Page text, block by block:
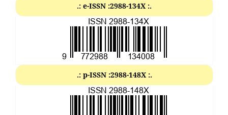
.: e-ISSN :2988-134X :.
.: p-ISSN :2988-148X :.